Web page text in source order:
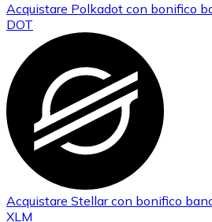
Acquistare Polkadot con bonifico
DOT
Acquistare Stellarcon bonifico
XLM